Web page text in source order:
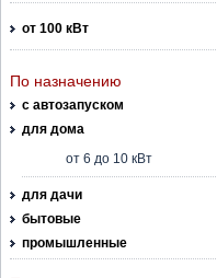
от 100 кВт
По назначению
с автозапуском
для дома
от 6 до 10 кВт
для дачи
бытовые
промышленные